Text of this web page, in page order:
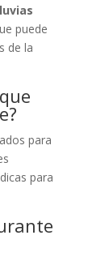
puede
de la
para
para